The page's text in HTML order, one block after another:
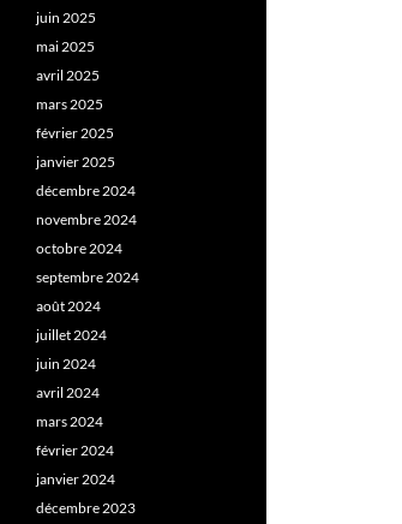
juin 2025
mai 2025
avril 2025
mars 2025
février 2025
janvier 2025
décembre 2024
novembre 2024
octobre 2024
septembre 2024
août 2024
juillet 2024
juin 2024
avril 2024
mars 2024
février 2024
janvier 2024
décembre 2023